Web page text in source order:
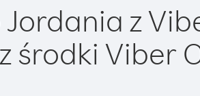
z
środki Viber